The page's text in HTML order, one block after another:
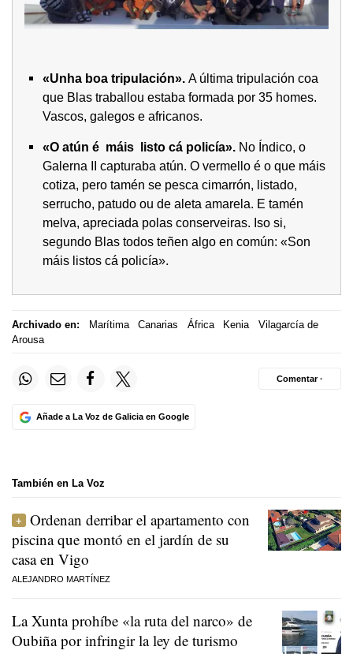
«Unha boa tripulación». A última tripulación coa
que Blas traballou estaba formada por 35 homes.
Vascos, galegos e africanos.
«O atún é máis listo cá policía».No Índico, o
Galerna II capturaba atún. O vermello é o que máis
cotiza, pero tamén se pesca cimarrón, listado,
serrucho, patudo ou de aleta amarela. E tamén
melva, apreciada polas conserveiras. Iso si,
segundo Blas todos teñen algo en común: «Son
máis listos cá policía».
Archivado en: Marítima Canarias África Kenia
Vilagarcía de
Arousa
Añade a La Voz de Galicia en Google
Comentar ·
También en La Voz
Ordenan derribar el apartamento con
piscina que montó en el jardín de su
casa en Vigo
ALEJANDRO MARTÍNEZ
La Xunta prohíbe «la ruta del narco» de
Oubiña por infringir la ley de turismo